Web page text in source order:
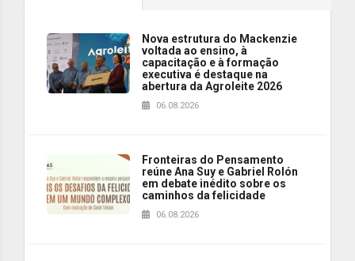
Nova estrutura do Mackenzie
voltada ao ensino, à
capacitação e à formação
executiva é destaque na
abertura da Agroleite 2026
06.08.2026
Fronteiras do Pensamento
reúne Ana Suy e Gabriel Rolón
em debate inédito sobre os
caminhos da felicidade
06.08.2026